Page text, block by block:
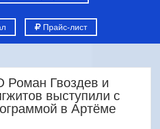
Прайс-лист
Гвоздев и
выступили с
в Артёме